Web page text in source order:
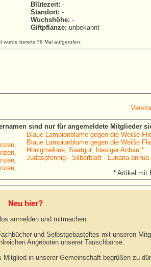
Blütezeit: -
Standort: -
Wuchshöhe: -
Giftpflanze: unbekannt
wurde bereits 78 Mal aufgerufen.
Blaue Lampionblume gegen die Weiße
Blaue Lampionblume gegen die Weiße
Honigmelone, Saatgut, hiesiger Anbau *
Judaspfennig-- Silberblatt - Lunaria annua
* Artikel mit
Neu hier?
anmelden und mitmachen.
und Selbstgebasteltes mit unseren
Angeboten unserer Tauschbörse.
in unserer Gemeinschaft begrüßen zu